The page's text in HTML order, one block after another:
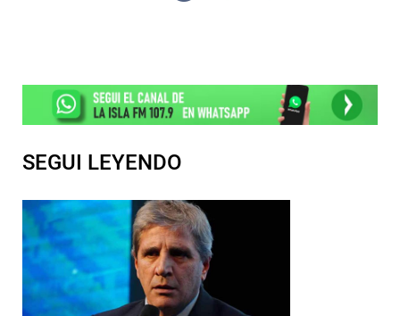
SEGUI LEYENDO